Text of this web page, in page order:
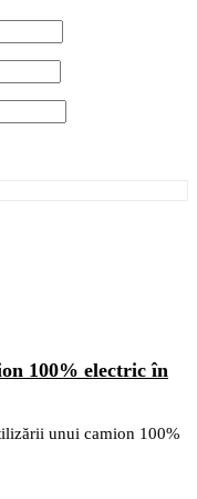
100% electric în
unui camion 100%